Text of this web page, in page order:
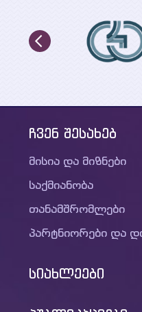
ჩვენ შესახებ
მისია და მიზნები
საქმიანობა
თანამშრომლები
პარტნიორები და
სიახლეები